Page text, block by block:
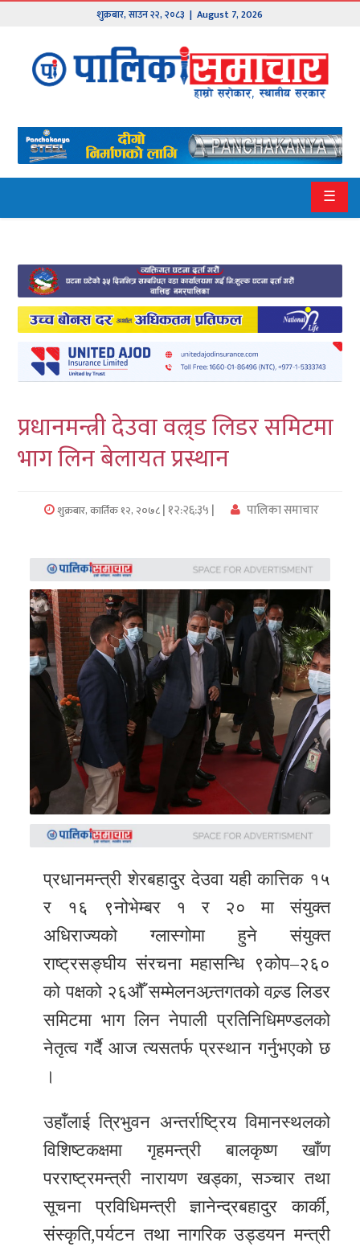
शुक्रबार,साउन२२,२०८३ | August 7, 2026
मुख्य
समाचार
हाम्रो
पालिका
१
२
बागमती
गण्डकी
कर्णाली
सुदुरपश्चिम
प्रदेश/
समाचार
अन्तरवार्ता
फोटो
समाचार
भिडियो
समाचार
Preeti
to
unicode
स्थानीय
English
☰
प्रधानमन्त्री देउवा वल्र्ड लिडर समिटमा
भाग लिन बेलायत प्रस्थान
शुक्रबार, कार्तिक १२, २०७८| १२:२६:३५ | पालिका समाचार
प्रधानमन्त्री शेरबहादुर देउवा यही कात्तिक १५
र १६ ९नोभेम्बर १ र २० मा संयुक्त
अधिराज्यको ग्लास्गोमा हुने संयुक्त
राष्ट्रसङ्घीय संरचना महासन्धि ९कोप–२६०
को पक्षको २६औँ सम्मेलनअन्र्तगतको वल्र्ड लिडर
समिटमा भाग लिन नेपाली प्रतिनिधिमण्डलको
नेतृत्व गर्दै आज त्यसतर्फ प्रस्थान गर्नुभएको छ
।
उहाँलाई त्रिभुवन अन्तर्राष्ट्रिय विमानस्थलको
विशिष्टकक्षमा गृहमन्त्री बालकृष्ण खाँण
परराष्ट्रमन्त्री नारायण खड्का, सञ्चार तथा
सूचना प्रविधिमन्त्री ज्ञानेन्द्रबहादुर कार्की,
संस्कृति,पर्यटन तथा नागरिक उड्डयन मन्त्री